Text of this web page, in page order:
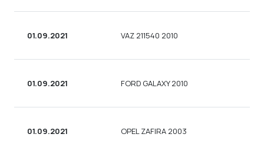
01.09.2021 VAZ 211540 2010
01.09.2021 FORD GALAXY 2010
01.09.2021 OPEL ZAFIRA 2003